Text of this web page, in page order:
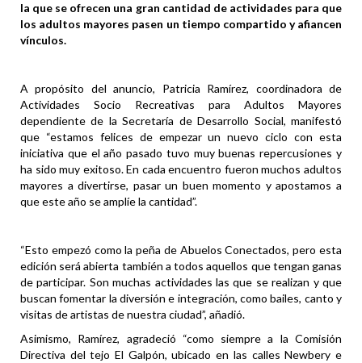
la que se ofrecen una gran cantidad de actividades para que
los adultos mayores pasen un tiempo compartido y afiancen
vínculos.
A propósito del anuncio, Patricia Ramírez, coordinadora de
Actividades Socio Recreativas para Adultos Mayores
dependiente de la Secretaría de Desarrollo Social, manifestó
que “estamos felices de empezar un nuevo ciclo con esta
iniciativa que el año pasado tuvo muy buenas repercusiones y
ha sido muy exitoso. En cada encuentro fueron muchos adultos
mayores a divertirse, pasar un buen momento y apostamos a
que este año se amplíe la cantidad”.
“Esto empezó como la peña de Abuelos Conectados, pero esta
edición será abierta también a todos aquellos que tengan ganas
de participar. Son muchas actividades las que se realizan y que
buscan fomentar la diversión e integración, como bailes, canto y
visitas de artistas de nuestra ciudad”, añadió.
Asimismo, Ramírez, agradeció “como siempre a la Comisión
Directiva del tejo El Galpón, ubicado en las calles Newbery e